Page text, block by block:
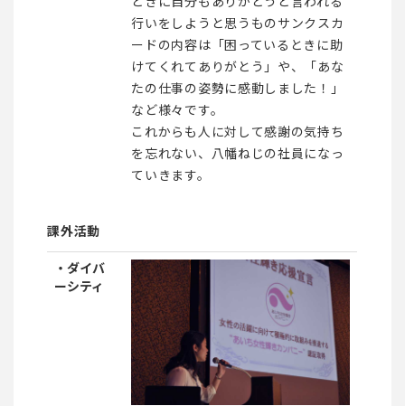
行いをしようと思うものサンクスカ
ードの内容は「困っているときに助
けてくれてありがとう」や、「あな
たの仕事の姿勢に感動しました！」
など様々です。
これからも人に対して感謝の気持ち
を忘れない、八幡ねじの社員になっ
ていきます。
課外活動
・ダイバ
ーシティ